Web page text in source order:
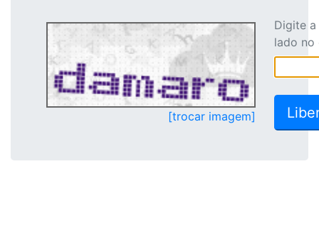
[trocar imagem]
Digite
lado no